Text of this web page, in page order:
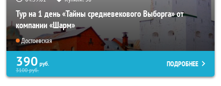
Тур на 1 день «Тайны средневекового Выборга» от
компании «Шарм»
Достоевская
390 руб.
3100руб.
ПОДРОБНЕЕ